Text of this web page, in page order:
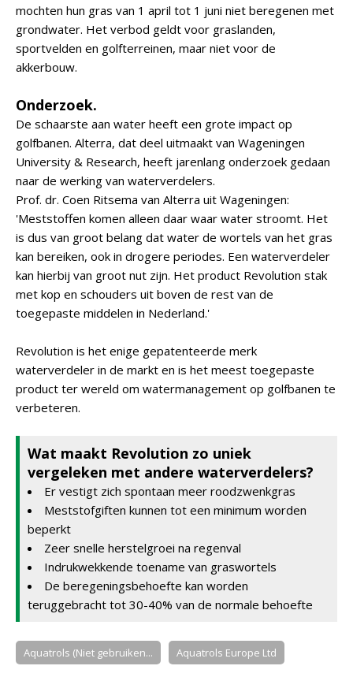
mochten hun gras van 1 april tot 1 juni niet beregenen met
grondwater. Het verbod geldt voor graslanden,
sportvelden en golfterreinen, maar niet voor de
akkerbouw.
Onderzoek.
De schaarste aan water heeft een grote impact op
golfbanen. Alterra, dat deel uitmaakt van Wageningen
University & Research, heeft jarenlang onderzoek gedaan
naar de werking van waterverdelers.
Prof. dr. Coen Ritsema van Alterra uit Wageningen:
'Meststoffen komen alleen daar waar water stroomt. Het
is dus van groot belang dat water de wortels van het gras
kan bereiken, ook in drogere periodes. Een waterverdeler
kan hierbij van groot nut zijn. Het product Revolution stak
met kop en schouders uit boven de rest van de
toegepaste middelen in Nederland.'
Revolution is het enige gepatenteerde merk
waterverdeler in de markt en is het meest toegepaste
product ter wereld om watermanagement op golfbanen te
verbeteren.
Wat maakt Revolution zo uniek
vergeleken met andere waterverdelers?
Er vestigt zich spontaan meer roodzwenkgras
Meststofgiften kunnen tot een minimum worden
beperkt
Zeer snelle herstelgroei na regenval
Indrukwekkende toename van graswortels
De beregeningsbehoefte kan worden
teruggebracht tot 30-40% van de normale behoefte
Aquatrols (Niet gebruiken... Aquatrols Europe Ltd